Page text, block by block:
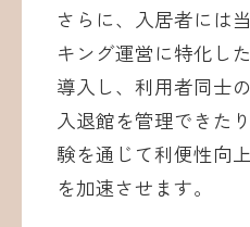
さらに、入居者には
キング運営に特化し
導入し、利用者同士
入退館を管理できた
験を通じて利便性向
を加速させます。